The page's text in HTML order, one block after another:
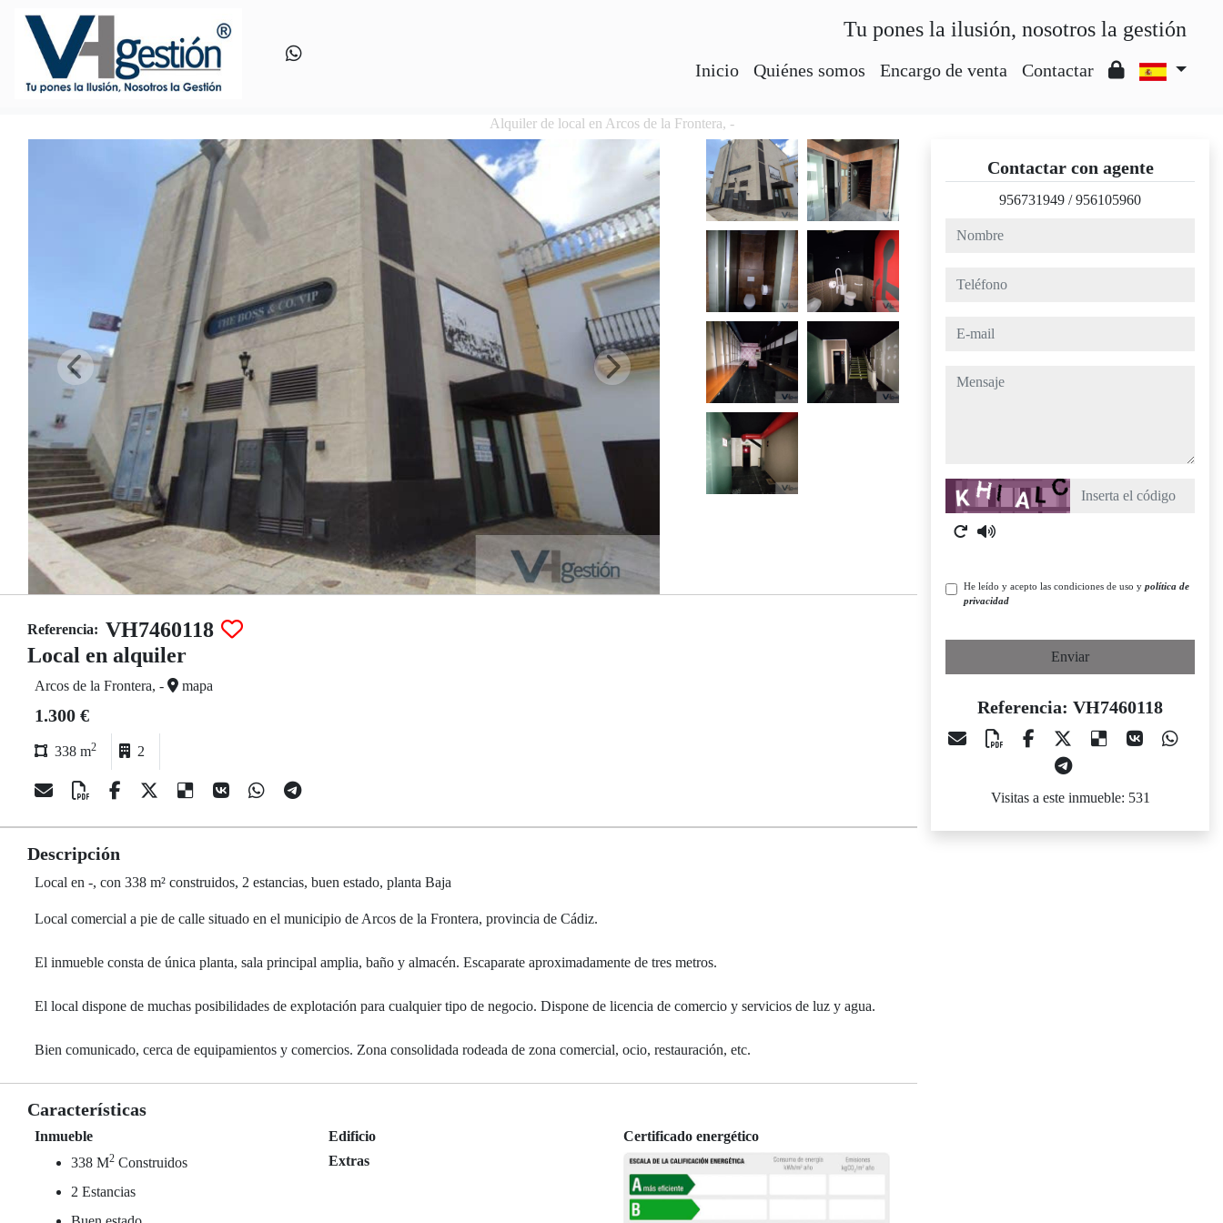
Tu pones la ilusión, nosotros la gestión
Inicio Quiénes somos Encargo de venta Contactar
Alquiler de local en Arcos de la Frontera, -
Referencia: VH7460118
Local en alquiler
Arcos de la Frontera, - mapa
1.300 €
338 m2 2
Descripción
Local en -, con 338 m² construidos, 2 estancias, buen estado, planta Baja
Local comercial a pie de calle situado en el municipio de Arcos de la Frontera, provincia de Cádiz.
El inmueble consta de única planta, sala principal amplia, baño y almacén. Escaparate aproximadamente de tres metros.
El local dispone de muchas posibilidades de explotación para cualquier tipo de negocio. Dispone de licencia de comercio y servicios de luz y agua.
Bien comunicado, cerca de equipamientos y comercios. Zona consolidada rodeada de zona comercial, ocio, restauración, etc.
Características
Inmueble
338 M2 Construidos
2 Estancias
Edificio
Extras
Certificado energético
Contactar con agente
956731949 /956105960
nombre
teléfono
e-mail
mensaje
Captcha
He leído y acepto las condiciones de uso y política de
privacidad
Enviar
Referencia: VH7460118
Visitas a este inmueble: 531